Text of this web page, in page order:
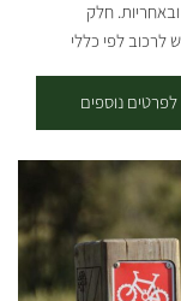
חלק
לרכוב לפי כללי
עניין בדרך:
של חייל
רכיבה בין מרבדי
מגדל קק"ל.
לכוון
פונים שמאלה על
אבו מועליק. פונים
לפרטים נוספים